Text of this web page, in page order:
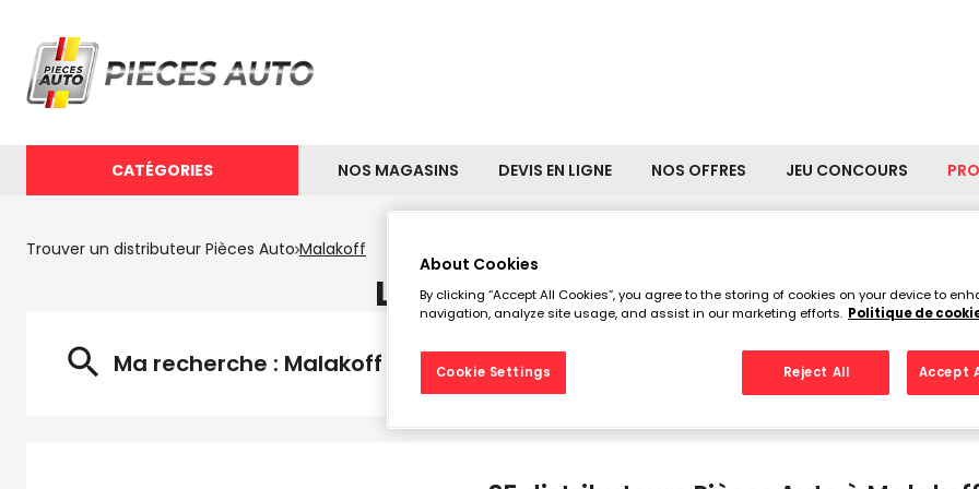
CATÉGORIES NOS MAGASINS DEVIS EN LIGNE NOS OFFRES JEU CONCOURS
Trouver un distributeur Pièces Auto Malakoff
Les distributeurs Pièces Auto à
Ma recherche : Malakoff
About Cookies
By clicking “Accept All Cookies”, you agree to the storing of cookies on your device to
navigation, analyze site usage, and assist in our marketing efforts. Politique de
Reject All Accept
Cookie Settings